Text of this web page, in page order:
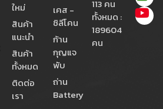
ใหม่
สินค้า
แนะนำ
สินค้า
ทั้งหมด
ติดต่อ
เรา
เคส -
ซิลีโคน
ก้าน
กุญแจ
พับ
ถ่าน
Battery
113 คน
ทั้งหมด :
189604
คน